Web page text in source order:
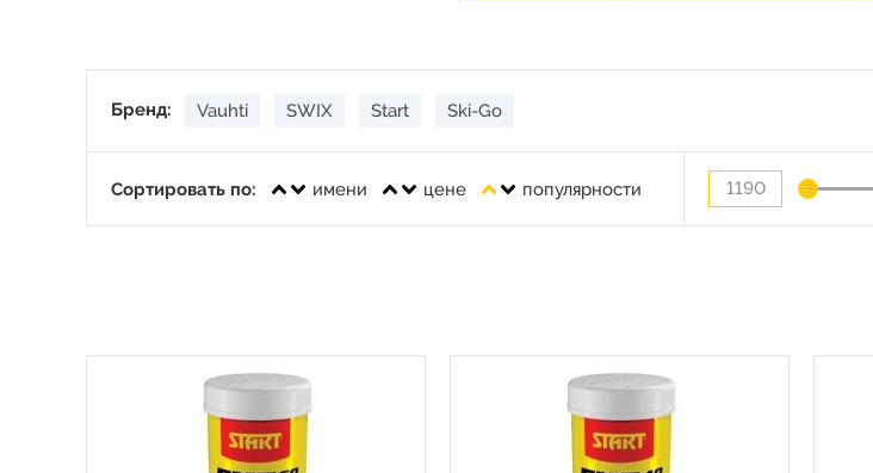
Бренд: Vauhti SWIX Start Ski-Go
Сортировать по: имени цене популярности